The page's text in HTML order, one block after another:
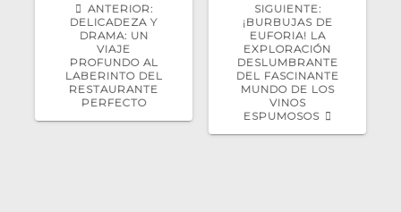
ANTERIOR:POST
ANTERIOR:
DELICADEZA Y
DRAMA: UN
VIAJE
PROFUNDO AL
LABERINTO DEL
RESTAURANTE
PERFECTO
SIGUIENTE:SIGUIENTE
POST:
¡BURBUJAS DE
EUFORIA! LA
EXPLORACIÓN
DESLUMBRANTE
DEL FASCINANTE
MUNDO DE LOS
VINOS
ESPUMOSOS